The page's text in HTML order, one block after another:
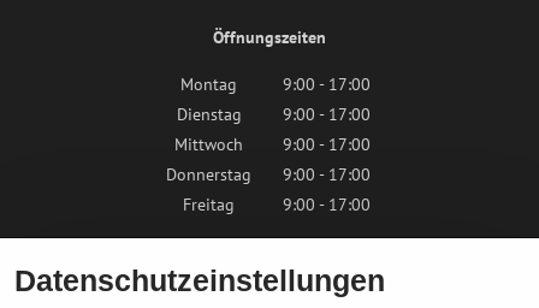
Öffnungszeiten
Montag
9:00 - 17:00
Dienstag
9:00 - 17:00
Mittwoch
9:00 - 17:00
Donnerstag
9:00 - 17:00
Freitag
9:00 - 17:00
Samstag
9:00 - 12:00
Sonntag
Geschlossen
Datenschutzeinstellungen